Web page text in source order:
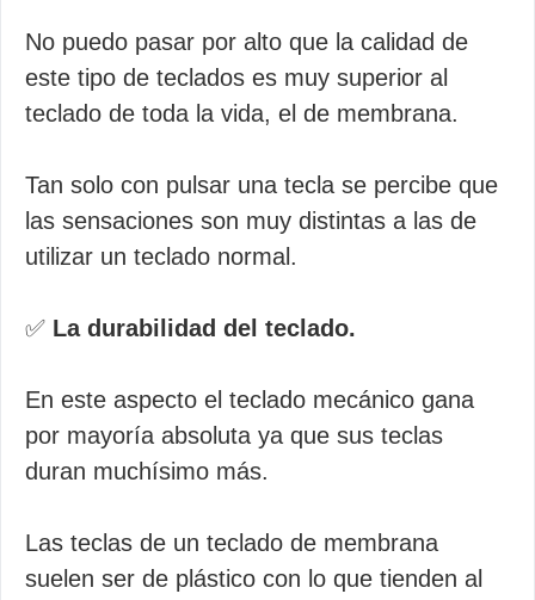
No puedo pasar por alto que la calidad de
este tipo de teclados es muy superior al
teclado de toda la vida, el de membrana.
Tan solo con pulsar una tecla se percibe que
las sensaciones son muy distintas a las de
utilizar un teclado normal.
✅ La durabilidad del teclado.
En este aspecto el teclado mecánico gana
por mayoría absoluta ya que sus teclas
duran muchísimo más.
Las teclas de un teclado de membrana
suelen ser de plástico con lo que tienden al